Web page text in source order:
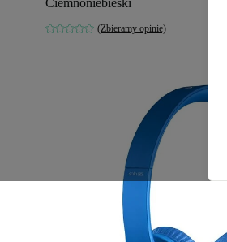
Ciemnoniebieski
(Zbieramy opinie)